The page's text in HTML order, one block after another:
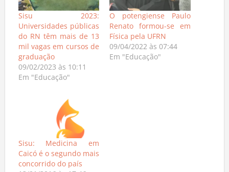
Sisu 2023:
Universidades públicas
do RN têm mais de 13
mil vagas em cursos de
graduação
09/02/2023 às 10:11
Em "Educação"
O potengiense Paulo
Renato formou-se em
Física pela UFRN
09/04/2022 às 07:44
Em "Educação"
Sisu: Medicina em
Caicó é o segundo mais
concorrido do país